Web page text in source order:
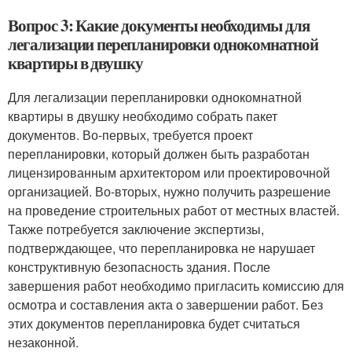
Вопрос 3: Какие документы необходимы для
легализации перепланировки однокомнатной
квартиры в двушку
Для легализации перепланировки однокомнатной
квартиры в двушку необходимо собрать пакет
документов. Во-первых, требуется проект
перепланировки, который должен быть разработан
лицензированным архитектором или проектировочной
организацией. Во-вторых, нужно получить разрешение
на проведение строительных работ от местных властей.
Также потребуется заключение экспертизы,
подтверждающее, что перепланировка не нарушает
конструктивную безопасность здания. После
завершения работ необходимо пригласить комиссию для
осмотра и составления акта о завершении работ. Без
этих документов перепланировка будет считаться
незаконной.